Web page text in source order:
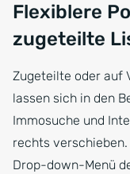
Flexiblere
zugeteilte
Zugeteilte oder auf
lassen sich in den
Immosuche und
rechts
Drop-down-Menü